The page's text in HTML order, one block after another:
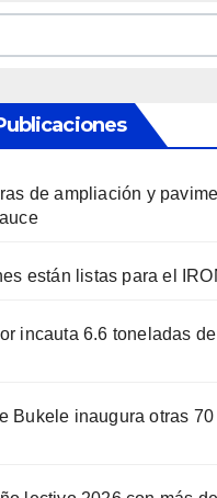
de ampliación y
están listas para el
incauta 6.6 toneladas
Bukele inaugura otras